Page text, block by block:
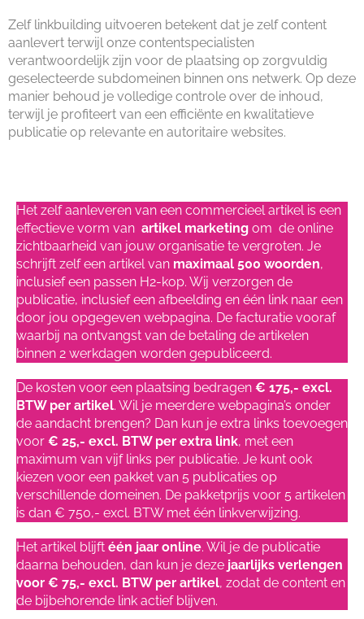
Zelf linkbuilding uitvoeren betekent dat je zelf content
aanlevert terwijl onze contentspecialisten
verantwoordelijk zijn voor de plaatsing op zorgvuldig
geselecteerde subdomeinen binnen ons netwerk. Op deze
manier behoud je volledige controle over de inhoud,
terwijl je profiteert van een efficiënte en kwalitatieve
publicatie op relevante en autoritaire websites.
Het zelf aanleveren van een commercieel artikel is een
effectieve vorm van artikel marketing om de online
zichtbaarheid van jouw organisatie te vergroten. Je
schrijft zelf een artikel van maximaal 500 woorden,
inclusief een passen H2-kop. Wij verzorgen de
publicatie, inclusief een afbeelding en één link naar een
door jou opgegeven webpagina. De facturatie vooraf
waarbij na ontvangst van de betaling de artikelen
binnen 2 werkdagen worden gepubliceerd.
De kosten voor een plaatsing bedragen € 175,- excl.
BTW per artikel. Wil je meerdere webpagina’s onder
de aandacht brengen? Dan kun je extra links toevoegen
voor € 25,- excl. BTW per extra link, met een
maximum van vijf links per publicatie. Je kunt ook
kiezen voor een pakket van 5 publicaties op
verschillende domeinen. De pakketprijs voor 5 artikelen
is dan € 750,- excl. BTW met één linkverwijzing.
Het artikel blijft één jaar online. Wil je de publicatie
daarna behouden, dan kun je deze jaarlijks verlengen
voor € 75,- excl. BTW per artikel, zodat de content en
de bijbehorende link actief blijven.